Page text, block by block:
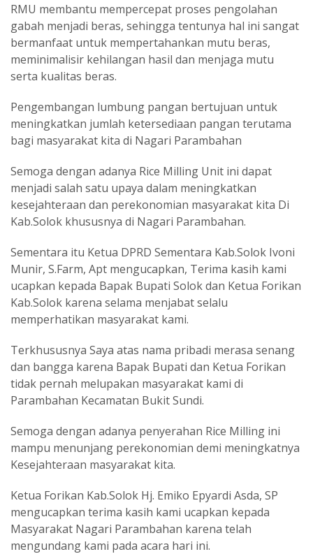
RMU membantu mempercepat proses pengolahan
gabah menjadi beras, sehingga tentunya hal ini sangat
bermanfaat untuk mempertahankan mutu beras,
meminimalisir kehilangan hasil dan menjaga mutu
serta kualitas beras.
Pengembangan lumbung pangan bertujuan untuk
meningkatkan jumlah ketersediaan pangan terutama
bagi masyarakat kita di Nagari Parambahan
Semoga dengan adanya Rice Milling Unit ini dapat
menjadi salah satu upaya dalam meningkatkan
kesejahteraan dan perekonomian masyarakat kita Di
Kab.Solok khususnya di Nagari Parambahan.
Sementara itu Ketua DPRD Sementara Kab.Solok Ivoni
Munir, S.Farm, Apt mengucapkan, Terima kasih kami
ucapkan kepada Bapak Bupati Solok dan Ketua Forikan
Kab.Solok karena selama menjabat selalu
memperhatikan masyarakat kami.
Terkhususnya Saya atas nama pribadi merasa senang
dan bangga karena Bapak Bupati dan Ketua Forikan
tidak pernah melupakan masyarakat kami di
Parambahan Kecamatan Bukit Sundi.
Semoga dengan adanya penyerahan Rice Milling ini
mampu menunjang perekonomian demi meningkatnya
Kesejahteraan masyarakat kita.
Ketua Forikan Kab.Solok Hj. Emiko Epyardi Asda, SP
mengucapkan terima kasih kami ucapkan kepada
Masyarakat Nagari Parambahan karena telah
mengundang kami pada acara hari ini.